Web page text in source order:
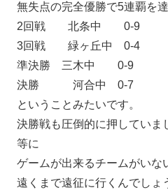
無失点の完全優勝で5連覇を
2回戦 北条中 0-9
3回戦 緑ヶ丘中 0-4
準決勝 三木中 0-9
決勝 河合中 0-7
ということみたいです。
決勝戦も圧倒的に押していま
等に
ゲームが出来るチームがいな
遠くまで遠征に行くんでしょ